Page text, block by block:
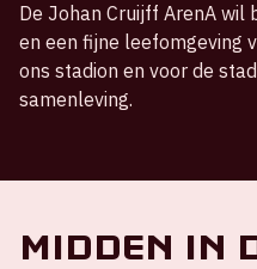
De Johan Cruijff ArenA wil
en een fijne leefomgeving
ons stadion en voor de
samenleving.
Midden in